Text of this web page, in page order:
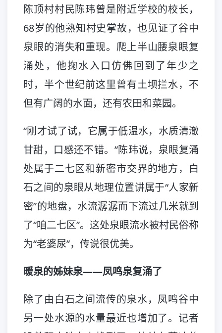
陈顶村村民陈玮曾是附近学校的校长，
68岁的他熟知村史掌故，也见证了谷中
泉眼的消失和重现。爬上半山腰泉眼复
涌处，他掬水入口仿佛回到了年少之
时，半个世纪前这里曾有土坝拦水，不
但有广阔的水面，还有农田和菜园。
“刚才试了试，它属于低温水，水质清澈
甘甜，口感还不错。”陈玮说，泉眼复涌
处属于二七区和新密市交界的地方，白
石之间的泉眼从地理位置讲属于“人家新
密”的地盘，水流潺潺而下流过几米就到
了“咱二七区”。这处泉眼流水被村民俗称
为“老婆尿”，传说很优美。
暖泉的姊妹泉——凤鸣泉复涌了
除了由白石之间流传的泉水，凤鸣谷中
另一处水源的水量最近也增加了。记者